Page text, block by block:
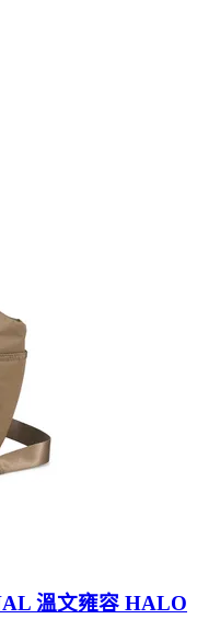
溫文雍容 HALO